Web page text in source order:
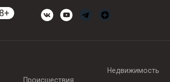
Происшествия
Недвижимость